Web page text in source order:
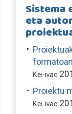
eta
formatoan
Kei-ivac
Proiektu
Kei-ivac